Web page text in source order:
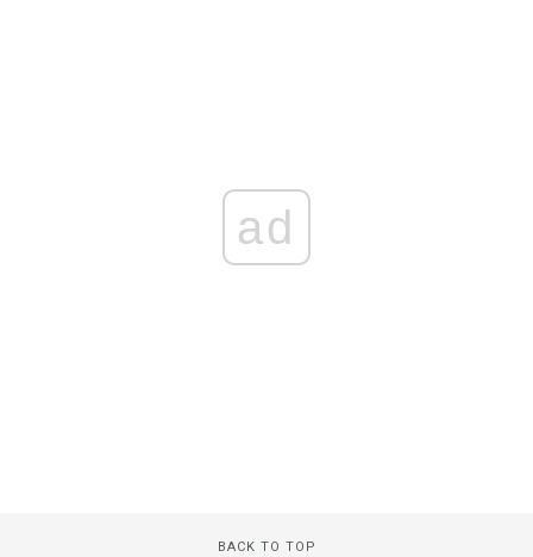
ad
BACK TO TOP